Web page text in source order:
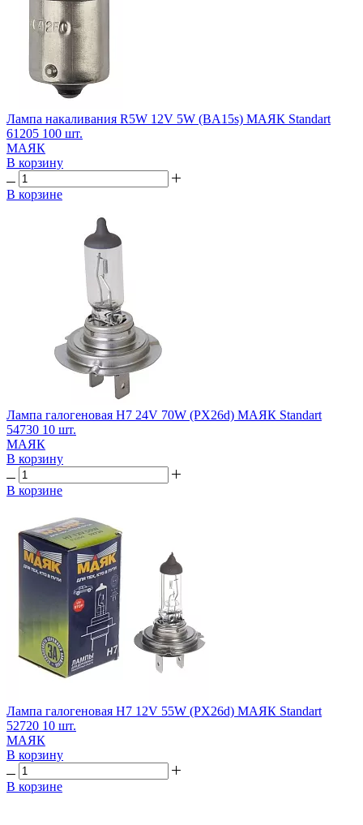
Лампа накаливания R5W 12V 5W (BA15s) МАЯК Standart
61205 100 шт.
МАЯК
В корзину
В корзине
Лампа галогеновая H7 24V 70W (PX26d) МАЯК Standart
54730 10 шт.
МАЯК
В корзину
В корзине
Лампа галогеновая H7 12V 55W (PX26d) МАЯК Standart
52720 10 шт.
МАЯК
В корзину
В корзине